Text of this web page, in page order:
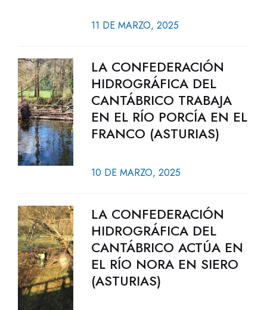
11 DE MARZO, 2025
LA CONFEDERACIÓN
HIDROGRÁFICA DEL
CANTÁBRICO TRABAJA
EN EL RÍO PORCÍA EN EL
FRANCO (ASTURIAS)
10 DE MARZO, 2025
LA CONFEDERACIÓN
HIDROGRÁFICA DEL
CANTÁBRICO ACTÚA EN
EL RÍO NORA EN SIERO
(ASTURIAS)